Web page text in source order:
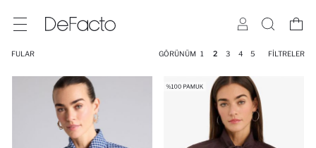
FULAR GÖRÜNÜM 1 2 3 4 5 FILTRELER